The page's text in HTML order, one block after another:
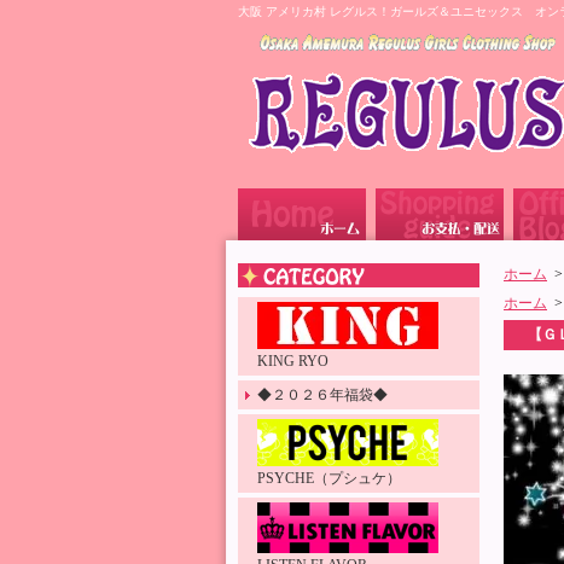
大阪 アメリカ村 レグルス！ガールズ＆ユニセックス オン
KING RYO
◆２０２６年福袋◆
PSYCHE（プシュケ）
ホーム >
ホーム >
【